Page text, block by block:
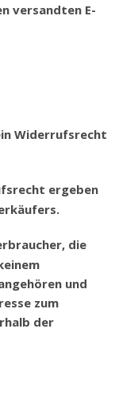
versandten E-
Widerrufsrecht
ergeben
äufers.
die
ören und
zum
der